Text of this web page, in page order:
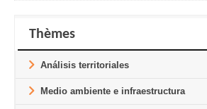
Thèmes
Análisis territoriales
Medio ambiente e infraestructura